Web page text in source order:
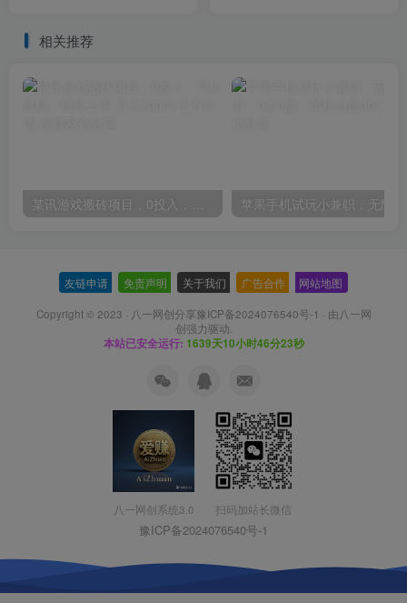
相关推荐
某讯游戏搬砖项目，0投入，可以挂机，轻松上手,月入3000+上不封顶
友链申请 免责声明 关于我们 广告合作 网站地图
Copyright © 2023 · 八一网创分享豫ICP备2024076540号-1 · 由八一网
创强力驱动.
本站已安全运行: 1639天10小时46分23秒
八一网创系统3.0 扫码加站长微信
豫ICP备2024076540号-1